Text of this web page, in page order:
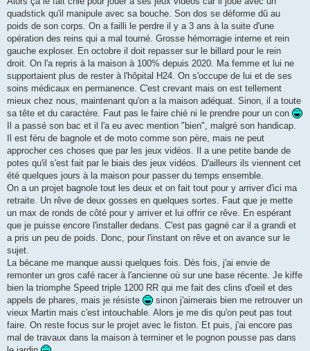
l
u
quadstick qu'il manipule avec sa bouche. Son dos se déforme dû au
poids de son corps. On a failli le perdre il y a 3 ans à la suite d'une
opération des reins qui a mal tourné. Grosse hémorragie interne et rein
gauche exploser. En octobre il doit repasser sur le billard pour le rein
droit. On l'a repris à la maison à 100% depuis 2020. Ma femme et lui ne
supportaient plus de rester à l'hôpital H24. On s'occupe de lui et de ses
soins médicaux en permanence. C'est crevant mais on est tellement
mieux chez nous, maintenant qu'on a la maison adéquat. Sinon, il a toute
sa tête et du caractère. Faut pas le faire chié ni le prendre pour un con
Il a passé son bac et il l'a eu avec mention "bien", malgré son handicap.
Il est féru de bagnole et de moto comme son père, mais ne peut
approcher ces choses que par les jeux vidéos. Il a une petite bande de
potes qu'il s'est fait par le biais des jeux vidéos. D'ailleurs ils viennent cet
été quelques jours à la maison pour passer du temps ensemble.
On a un projet bagnole tout les deux et on fait tout pour y arriver d'ici ma
retraite. Un rêve de deux gosses en quelques sortes. Faut que je mette
un max de ronds de côté pour y arriver et lui offrir ce rêve. En espérant
que je puisse encore l'installer dedans. C'est pas gagné car il a grandi et
a pris un peu de poids. Donc, pour l'instant on rêve et on avance sur le
sujet.
La bécane me manque aussi quelques fois. Dès fois, j'ai envie de
remonter un gros café racer à l'ancienne où sur une base récente. Je kiffe
bien la triomphe Speed triple 1200 RR qui me fait des clins d'oeil et des
appels de phares, mais je résiste
sinon j'aimerais bien me retrouver un
vieux Martin mais c'est intouchable. Alors je me dis qu'on peut pas tout
faire. On reste focus sur le projet avec le fiston. Et puis, j'ai encore pas
mal de travaux dans la maison à terminer et le pognon pousse pas dans